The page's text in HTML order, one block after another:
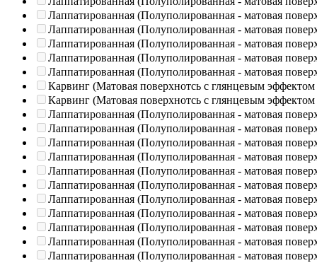
Лаппатированная (Полуполированная - матовая
Лаппатированная (Полуполированная - матовая
Лаппатированная (Полуполированная - матовая
Лаппатированная (Полуполированная - матовая
Лаппатированная (Полуполированная - матовая
Карвинг (Матовая поверхнотсь с глянцевым эффектом
Карвинг (Матовая поверхнотсь с глянцевым эффектом
Лаппатированная (Полуполированная - матовая
Лаппатированная (Полуполированная - матовая
Лаппатированная (Полуполированная - матовая
Лаппатированная (Полуполированная - матовая
Лаппатированная (Полуполированная - матовая
Лаппатированная (Полуполированная - матовая
Лаппатированная (Полуполированная - матовая
Лаппатированная (Полуполированная - матовая
Лаппатированная (Полуполированная - матовая
Лаппатированная (Полуполированная - матовая
Лаппатированная (Полуполированная - матовая